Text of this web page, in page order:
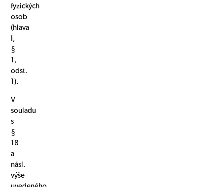
fyzických
osob
(hlava
I,
§
1,
odst.
1).
V
souladu
s
§
18
a
násl.
výše